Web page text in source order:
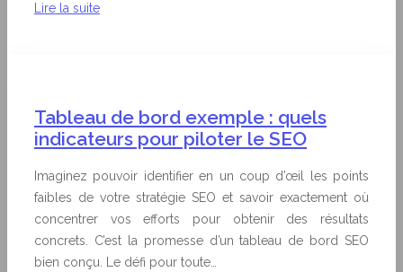
Lire la suite
Tableau de bord exemple : quels
indicateurs pour piloter le SEO
Imaginez pouvoir identifier en un coup d’œil les points
faibles de votre stratégie SEO et savoir exactement où
concentrer vos efforts pour obtenir des résultats
concrets. C’est la promesse d’un tableau de bord SEO
bien conçu. Le défi pour toute…